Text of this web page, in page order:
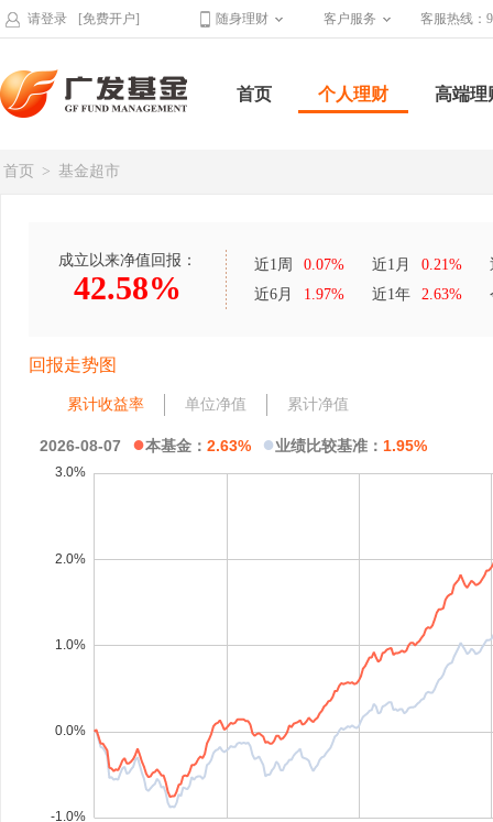
请登录 [免费开户] 随身理财 客户服务 客服热线：
首页 个人理财 高端理
首页 > 基金超市
成立以来净值回报：
42.58%
近1周 0.07% 近1月 0.21%
近6月
1.97% 近1年 2.63%
回报走势图
累计收益率 单位净值 累计净值
2026-08-07 ●本基金： 2.63% ●业绩比较基准： 1.95%